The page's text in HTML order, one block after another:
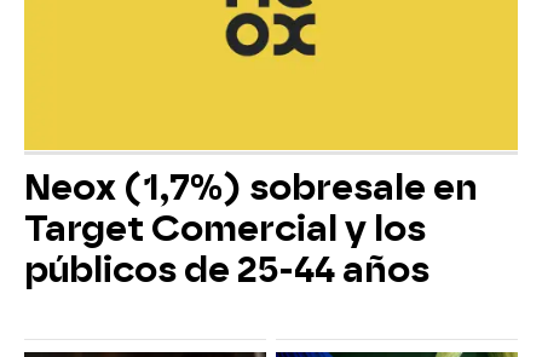
Neox (1,7%) sobresale en
Target Comercial y los
públicos de 25-44 años